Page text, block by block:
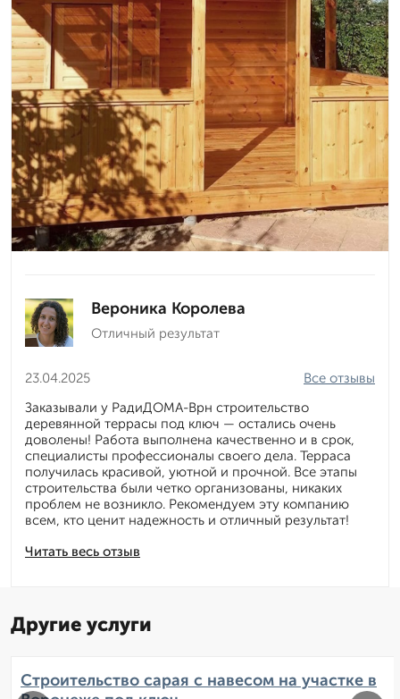
Вероника Королева
Отличный результат
23.04.2025
Читать весь отзыв
Все отзывы
Заказывали у РадиДОМА-Врн строительство
деревянной террасы под ключ — остались очень
доволены! Работа выполнена качественно и в срок,
специалисты профессионалы своего дела. Терраса
получилась красивой, уютной и прочной. Все этапы
строительства были четко организованы, никаких
проблем не возникло. Рекомендуем эту компанию
всем, кто ценит надежность и отличный результат!
Другие услуги
Строительство сарая с навесом на участке в